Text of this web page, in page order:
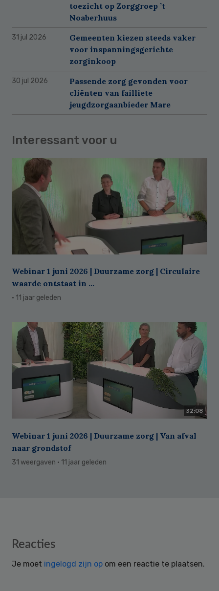
toezicht op Zorggroep ’t
Noaberhuus
31 jul 2026
Gemeenten kiezen steeds vaker
voor inspanningsgerichte
zorginkoop
30 jul 2026
Passende zorg gevonden voor
cliënten van failliete
jeugdzorgaanbieder Mare
Interessant voor u
Webinar 1 juni 2026 | Duurzame zorg | Circulaire
waarde ontstaat in ...
· 11 jaar geleden
32:08
Webinar 1 juni 2026 | Duurzame zorg | Van afval
naar grondstof
31 weergaven · 11 jaar geleden
Reader
Reacties
Je moet ingelogd zijn op om een reactie te plaatsen.